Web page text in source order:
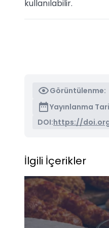
kullanılabilir.
Görüntülenme:
Yayınlanma
DOI:https://
İlgili İçerikler